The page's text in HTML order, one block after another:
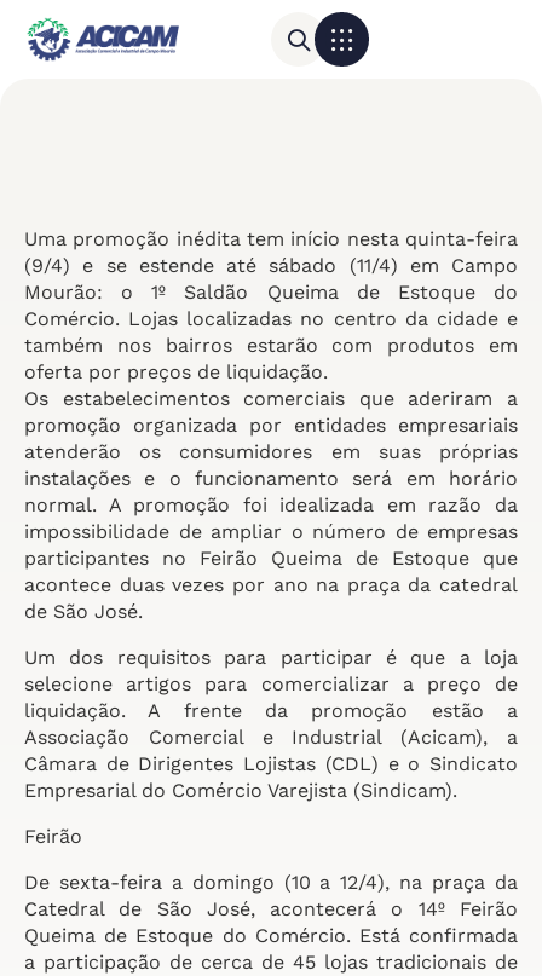
Uma promoção inédita tem início nesta quinta-feira
(9/4) e se estende até sábado (11/4) em Campo
Mourão: o 1º Saldão Queima de Estoque do
Comércio. Lojas localizadas no centro da cidade e
também nos bairros estarão com produtos em
oferta por preços de liquidação.
Os estabelecimentos comerciais que aderiram a
promoção organizada por entidades empresariais
atenderão os consumidores em suas próprias
instalações e o funcionamento será em horário
normal. A promoção foi idealizada em razão da
impossibilidade de ampliar o número de empresas
participantes no Feirão Queima de Estoque que
acontece duas vezes por ano na praça da catedral
de São José.
Um dos requisitos para participar é que a loja
selecione artigos para comercializar a preço de
liquidação. A frente da promoção estão a
Associação Comercial e Industrial (Acicam), a
Câmara de Dirigentes Lojistas (CDL) e o Sindicato
Empresarial do Comércio Varejista (Sindicam).
Feirão
De sexta-feira a domingo (10 a 12/4), na praça da
Catedral de São José, acontecerá o 14º Feirão
Queima de Estoque do Comércio. Está confirmada
a participação de cerca de 45 lojas tradicionais de